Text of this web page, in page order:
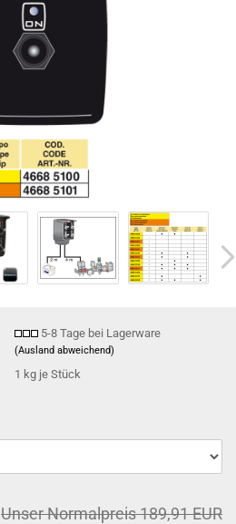
5-8 Tage bei Lagerware
(Ausland abweichend)
1 kg je Stück
Unser Normalpreis 189,91 EUR